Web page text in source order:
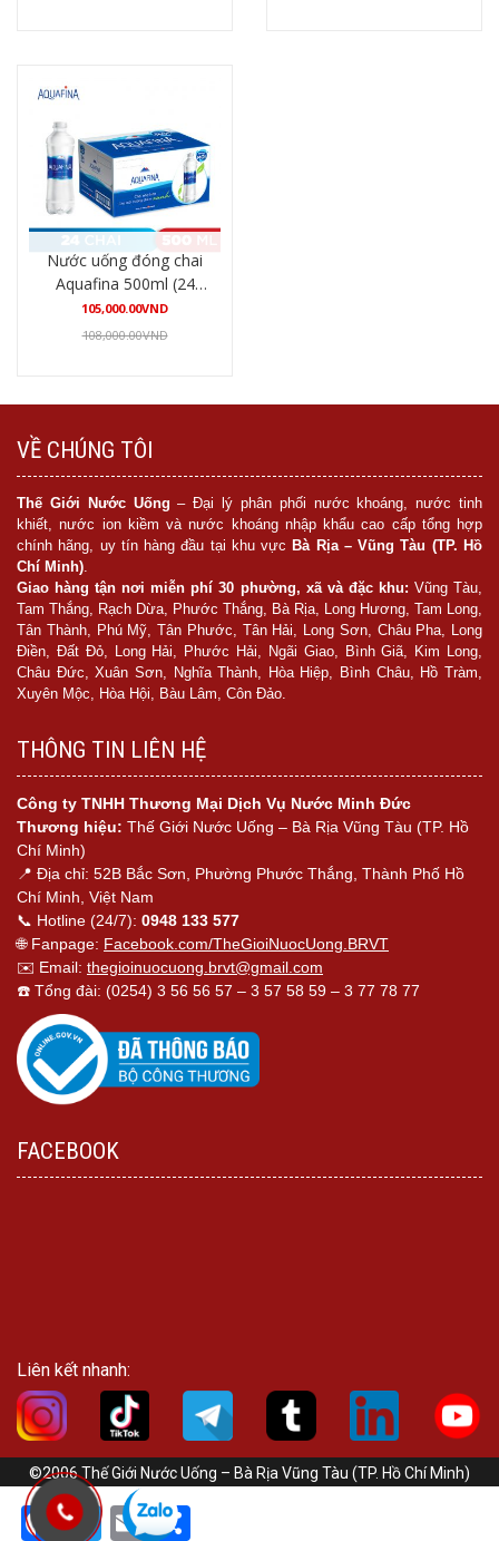
Nước uống đóng chai
Aquafina 500ml (24
chai/thùng)
105,000.00VND
108,000.00VND
VỀ CHÚNG TÔI
Thế Giới Nước Uống – Đại lý phân phối nước khoáng, nước tinh
khiết, nước ion kiềm và nước khoáng nhập khẩu cao cấp tổng hợp
chính hãng, uy tín hàng đầu tại khu vực Bà Rịa – Vũng Tàu (TP. Hồ
Chí Minh).
Giao hàng tận nơi miễn phí 30 phường, xã và đặc khu: Vũng Tàu,
Tam Thắng, Rạch Dừa, Phước Thắng, Bà Rịa, Long Hương, Tam Long,
Tân Thành, Phú Mỹ, Tân Phước, Tân Hải, Long Sơn, Châu Pha, Long
Điền, Đất Đỏ, Long Hải, Phước Hải, Ngãi Giao, Bình Giã, Kim Long,
Châu Đức, Xuân Sơn, Nghĩa Thành, Hòa Hiệp, Bình Châu, Hồ Tràm,
Xuyên Mộc, Hòa Hội, Bàu Lâm, Côn Đảo.
THÔNG TIN LIÊN HỆ
Công ty TNHH Thương Mại Dịch Vụ Nước Minh Đức
Thương hiệu: Thế Giới Nước Uống – Bà Rịa Vũng Tàu (TP. Hồ
Chí Minh)
📍 Địa chỉ: 52B Bắc Sơn, Phường Phước Thắng, Thành Phố Hồ
Chí Minh, Việt Nam
📞 Hotline (24/7): 0948 133 577
🌐 Fanpage: Facebook.com/TheGioiNuocUong.BRVT
✉️ Email: thegioinuocuong.brvt@gmail.com
☎️ Tổng đài: (0254) 3 56 56 57 – 3 57 58 59 – 3 77 78 77
FACEBOOK
Liên kết nhanh:
©2006 Thế Giới Nước Uống – Bà Rịa Vũng Tàu (TP. Hồ Chí Minh)
Facebook
Twitter
Email